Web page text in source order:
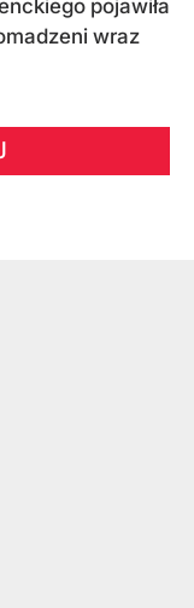
pojawiła
wraz